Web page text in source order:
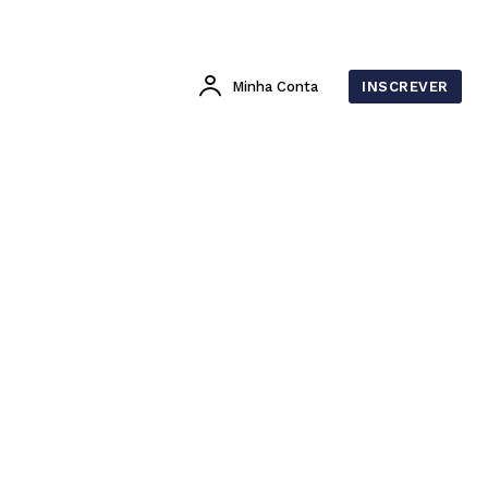
Minha Conta INSCREVER